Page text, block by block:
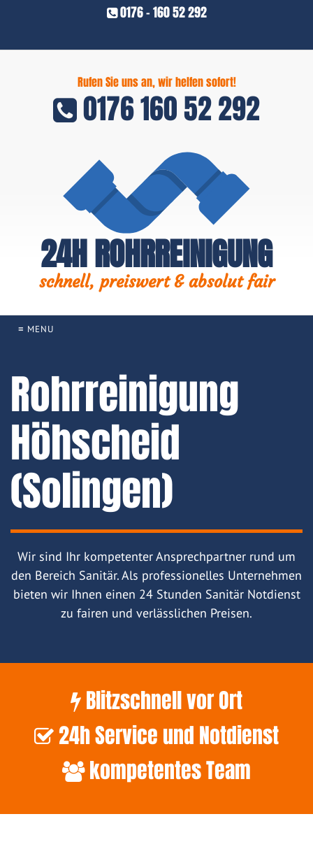
0176 - 160 52 292
Rufen Sie uns an, wir helfen sofort!
0176 160 52 292
24H ROHRREINIGUNG
schnell, preiswert & absolut fair
≡ MENU
Rohrreinigung
Höhscheid
(Solingen)
Wir sind Ihr kompetenter Ansprechpartner rund um
den Bereich Sanitär. Als professionelles Unternehmen
bieten wir Ihnen einen 24 Stunden Sanitär Notdienst
zu fairen und verlässlichen Preisen.
Blitzschnell vor Ort
24h Service und Notdienst
kompetentes Team